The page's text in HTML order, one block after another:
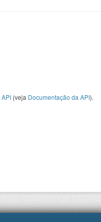
API (veja Documentação da API).